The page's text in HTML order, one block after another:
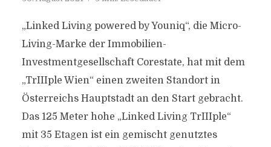
„Linked Living powered by Youniq“, die Micro-
Living-Marke der Immobilien-
Investmentgesellschaft Corestate, hat mit dem
„TrIIIple Wien“ einen zweiten Standort in
Österreichs Hauptstadt an den Start gebracht.
Das 125 Meter hohe „Linked Living TrIIIple“
mit 35 Etagen ist ein gemischt genutztes